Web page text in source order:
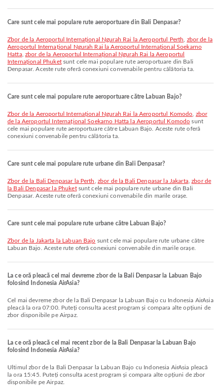
Care sunt cele mai populare rute aeroportuare din Bali Denpasar?
zbor de la Aeroportul Internațional Ngurah Rai la Aeroportul Perth
zbor de la
Aeroportul Internațional Ngurah Rai la Aeroportul Internațional Soekarno
Hatta, zbor de la Aeroportul Internațional Ngurah Rai la Aeroportul
Internațional Phuketsunt cele mai populare rute aeroportuare din Bali
Denpasar. Aceste rute oferă conexiuni convenabile pentru călătoria ta.
Care sunt cele mai populare rute aeroportuare către Labuan Bajo?
zbor de la Aeroportul Internațional Ngurah Rai la Aeroportul Komodo zbor
de la Aeroportul Internațional Soekarno Hatta la Aeroportul Komodo sunt
cele mai populare rute aeroportuare către Labuan Bajo. Aceste rute oferă
conexiuni convenabile pentru călătoria ta.
Care sunt cele mai populare rute urbane din Bali Denpasar?
zbor de la Bali Denpasar la Perth zbor de la Bali Denpasar la Jakarta,zbor de
la Bali Denpasar la Phuketsunt cele mai populare rute urbane din Bali
Denpasar. Aceste rute oferă conexiuni convenabile din marile orașe.
Care sunt cele mai populare rute urbane către Labuan Bajo?
zbor de la Jakarta la Labuan Bajo sunt cele mai populare rute urbane către
Labuan Bajo. Aceste rute oferă conexiuni convenabile din marile orașe.
La ce oră pleacă cel mai devreme zbor de la Bali Denpasar la Labuan Bajo
folosind Indonesia AirAsia?
Cel mai devreme zbor de la Bali Denpasar la Labuan Bajo cu Indonesia AirAsia
pleacă la ora 07:00. Puteți consulta acest program și compara alte opțiuni de
zbor disponibile pe Airpaz.
La ce oră pleacă cel mai recent zbor de la Bali Denpasar la Labuan Bajo
folosind Indonesia AirAsia?
Ultimul zbor de la Bali Denpasar la Labuan Bajo cu Indonesia AirAsia pleacă
la ora 15:45. Puteți consulta acest program și compara alte opțiuni de zbor
disponibile pe Airpaz.